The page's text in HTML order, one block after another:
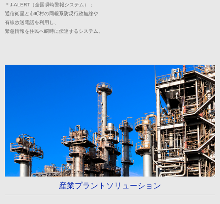
＊J-ALERT（全国瞬時警報システム）；
通信衛星と市町村の同報系防災行政無線や
有線放送電話を利用し、
緊急情報を住民へ瞬時に伝達するシステム。
産業プラントソリューション